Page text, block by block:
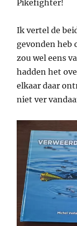
Pikefighter!
Ik vertel de
gevonden heb
zou wel eens
hadden het
elkaar daar
niet ver